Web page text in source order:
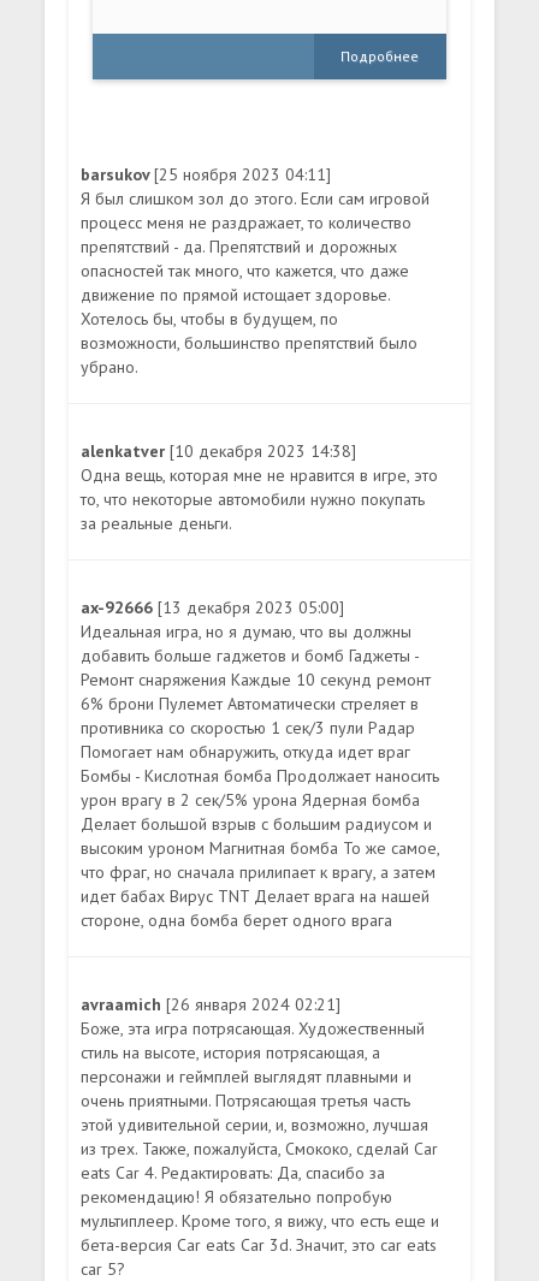
Подробнее
barsukov[25 ноября 2023 04:11]
Я был слишком зол до этого. Если сам игровой
процесс меня не раздражает, то количество
препятствий - да. Препятствий и дорожных
опасностей так много, что кажется, что даже
движение по прямой истощает здоровье.
Хотелось бы, чтобы в будущем, по
возможности, большинство препятствий было
убрано.
alenkatver[10 декабря 2023 14:38]
Одна вещь, которая мне не нравится в игре, это
то, что некоторые автомобили нужно покупать
за реальные деньги.
ax-92666[13 декабря 2023 05:00]
Идеальная игра, но я думаю, что вы должны
добавить больше гаджетов и бомб Гаджеты -
Ремонт снаряжения Каждые 10 секунд ремонт
6% брони Пулемет Автоматически стреляет в
противника со скоростью 1 сек/3 пули Радар
Помогает нам обнаружить, откуда идет враг
Бомбы - Кислотная бомба Продолжает наносить
урон врагу в 2 сек/5% урона Ядерная бомба
Делает большой взрыв с большим радиусом и
высоким уроном Магнитная бомба То же самое,
что фраг, но сначала прилипает к врагу, а затем
идет бабах Вирус TNT Делает врага на нашей
стороне, одна бомба берет одного врага
avraamich[26 января 2024 02:21]
Боже, эта игра потрясающая. Художественный
стиль на высоте, история потрясающая, а
персонажи и геймплей выглядят плавными и
очень приятными. Потрясающая третья часть
этой удивительной серии, и, возможно, лучшая
из трех. Также, пожалуйста, Смококо, сделай Car
eats Car 4. Редактировать: Да, спасибо за
рекомендацию! Я обязательно попробую
мультиплеер. Кроме того, я вижу, что есть еще и
бета-версия Car eats Car 3d. Значит, это car eats
car 5?